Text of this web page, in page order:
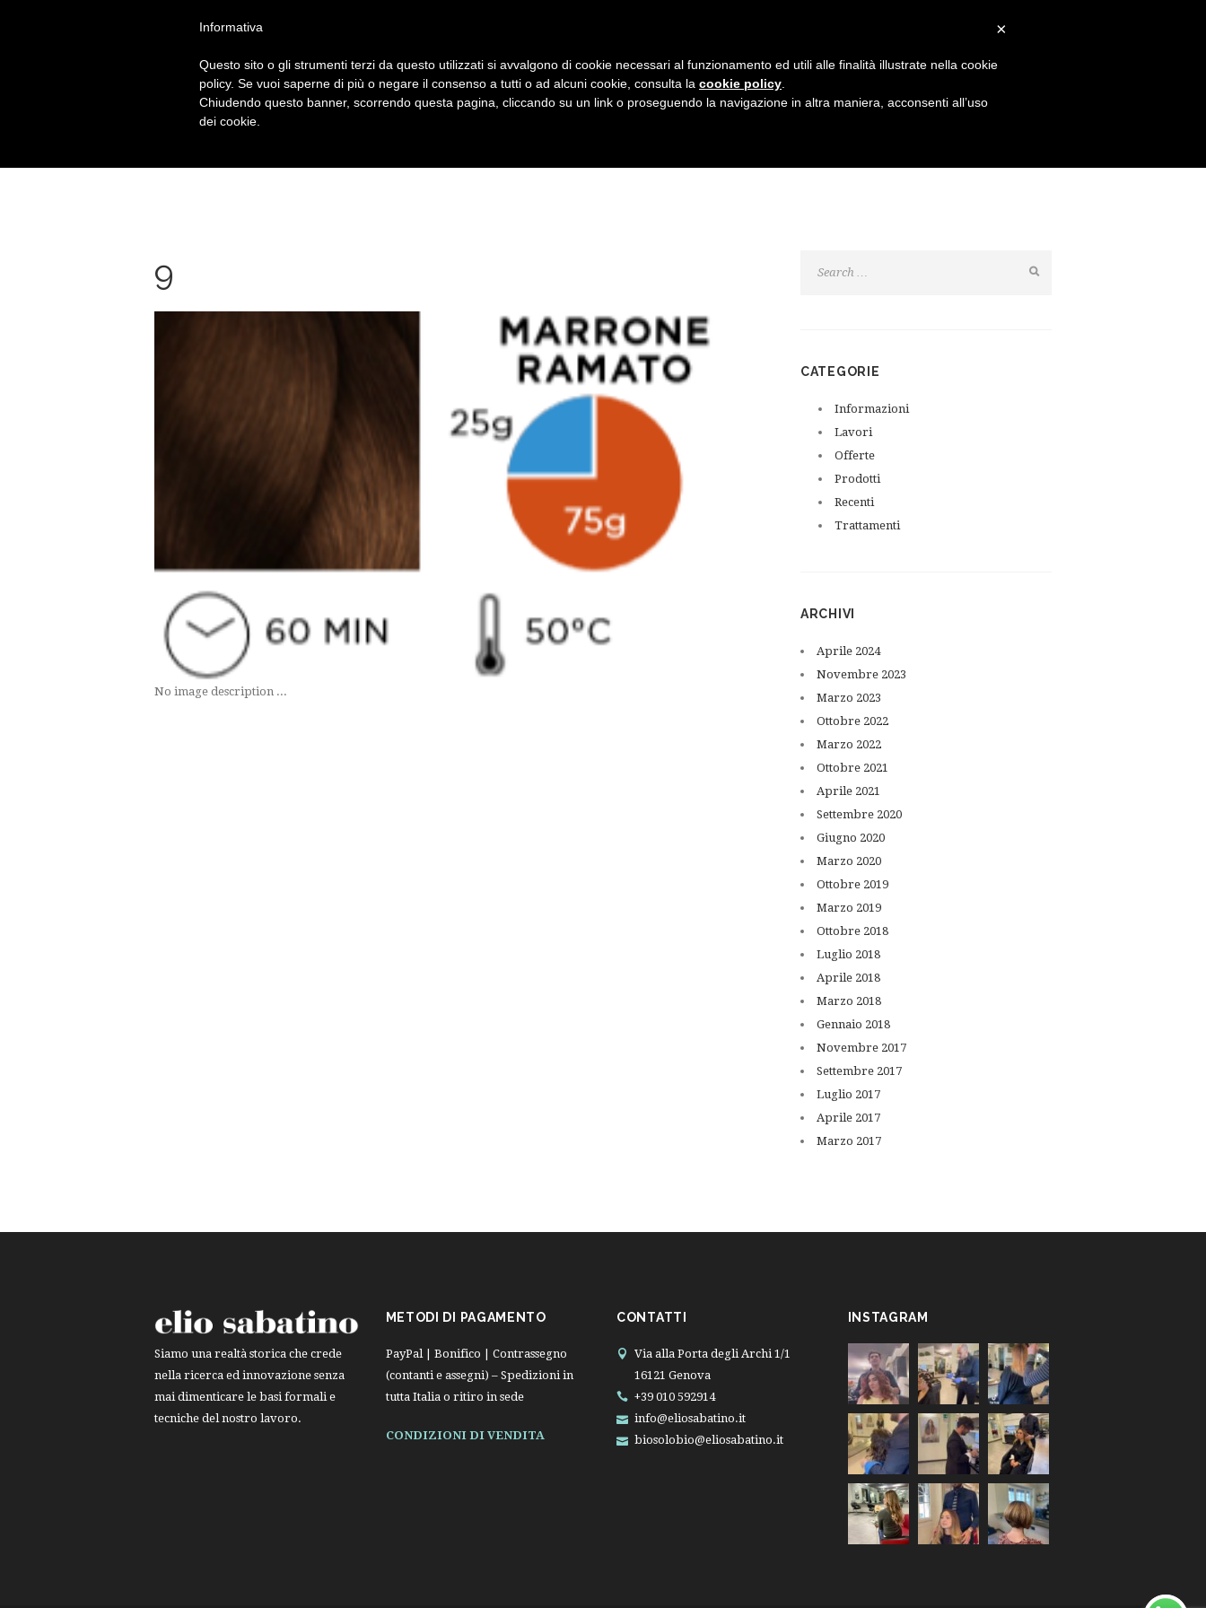
HOME IL TEAM SERVIZI GALLERIA
9
No image description ...
CATEGORIE
Informazioni
Lavori
Offerte
Prodotti
Recenti
Trattamenti
ARCHIVI
Aprile 2024
Novembre 2023
Marzo 2023
Ottobre 2022
Marzo 2022
Ottobre 2021
Aprile 2021
Settembre 2020
Giugno 2020
Marzo 2020
Ottobre 2019
Marzo 2019
Ottobre 2018
Luglio 2018
Aprile 2018
Marzo 2018
Gennaio 2018
Novembre 2017
Settembre 2017
Luglio 2017
Aprile 2017
Marzo 2017
Siamo una realtà storica che crede
nella ricerca ed innovazione senza
mai dimenticare le basi formali e
tecniche del nostro lavoro.
METODI DI PAGAMENTO
PayPal | Bonifico | Contrassegno
(contanti e assegni) – Spedizioni in
tutta Italia o ritiro in sede
CONDIZIONI DI VENDITA
CONTATTI
Via alla Porta degli Archi 1/1
16121 Genova
+39 010 592914
info@eliosabatino.it
biosolobio@eliosabatino.it
INSTAGRAM
×
Informativa
Questo sito o gli strumenti terzi da questo utilizzati si avvalgono di cookie necessari al funzionamento ed utili alle finalità illustrate nella cookie
policy. Se vuoi saperne di più o negare il consenso a tutti o ad alcuni cookie, consulta la cookie policy
Chiudendo questo banner, scorrendo questa pagina, cliccando su un link o proseguendo la navigazione in altra maniera, acconsenti all’uso
dei cookie.